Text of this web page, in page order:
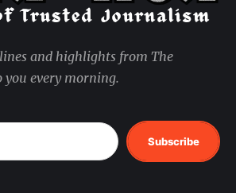
and highlights from The
you every morning.
Subscribe